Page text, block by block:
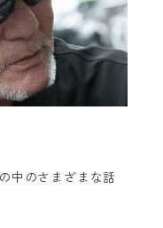
中のさまざまな話